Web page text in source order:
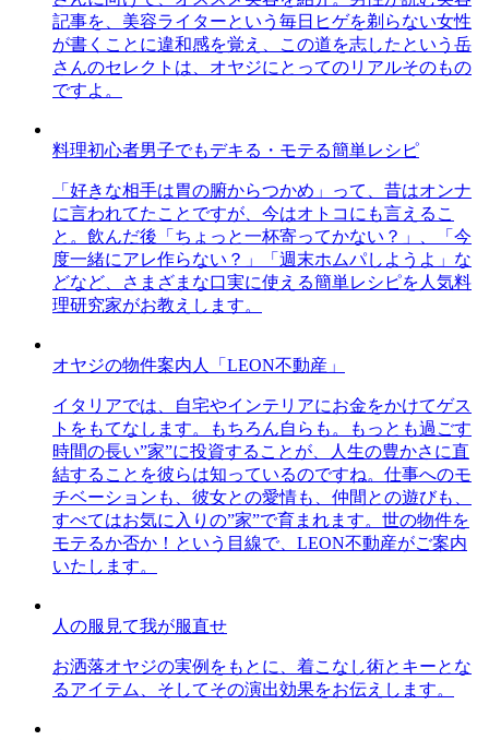
記事を、美容ライターという毎日ヒゲを剃らない女性
が書くことに違和感を覚え、この道を志したという岳
さんのセレクトは、オヤジにとってのリアルそのもの
ですよ。
料理初心者男子でもデキる・モテる簡単レシピ
「好きな相手は胃の腑からつかめ」って、昔はオンナ
に言われてたことですが、今はオトコにも言えるこ
と。飲んだ後「ちょっと一杯寄ってかない？」、「今
度一緒にアレ作らない？」「週末ホムパしようよ」な
どなど、さまざまな口実に使える簡単レシピを人気料
理研究家がお教えします。
オヤジの物件案内人「LEON不動産」
イタリアでは、自宅やインテリアにお金をかけてゲス
トをもてなします。もちろん自らも。もっとも過ごす
時間の長い”家”に投資することが、人生の豊かさに直
結することを彼らは知っているのですね。仕事へのモ
チベーションも、彼女との愛情も、仲間との遊びも、
すべてはお気に入りの”家”で育まれます。世の物件を
モテるか否か！という目線で、LEON不動産がご案内
いたします。
人の服見て我が服直せ
お洒落オヤジの実例をもとに、着こなし術とキーとな
るアイテム、そしてその演出効果をお伝えします。